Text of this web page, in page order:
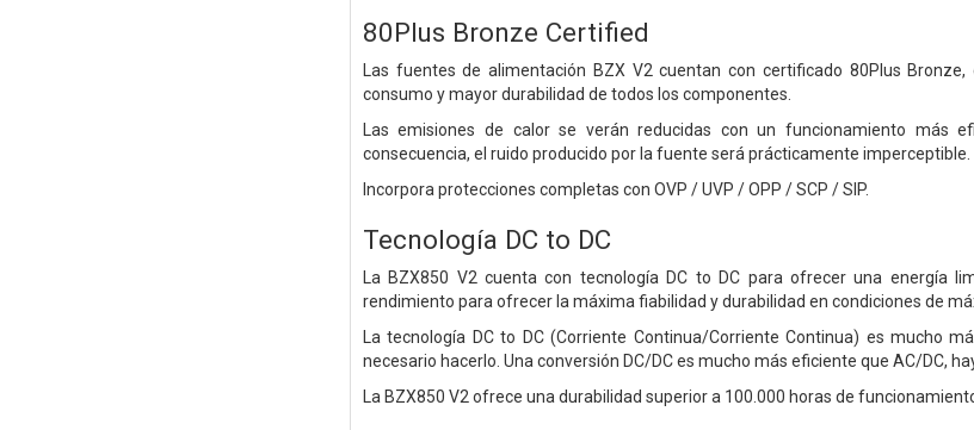
80Plus Bronze Certified
Las fuentes de alimentación BZX V2 cuentan con certificado 80Plus
consumo y mayor durabilidad de todos los componentes.
Las emisiones de calor se verán reducidas con un funcionamiento más
consecuencia, el ruido producido por la fuente será prácticamente imperceptible.
Incorpora protecciones completas con OVP / UVP / OPP / SCP / SIP.
Tecnología DC to DC
La BZX850 V2 cuenta con tecnología DC to DC para ofrecer una energía
rendimiento para ofrecer la máxima fiabilidad y durabilidad en condiciones de
La tecnología DC to DC (Corriente Continua/Corriente Continua) es mucho
necesario hacerlo. Una conversión DC/DC es mucho más eficiente que AC/DC,
La BZX850 V2 ofrece una durabilidad superior a 100.000 horas de